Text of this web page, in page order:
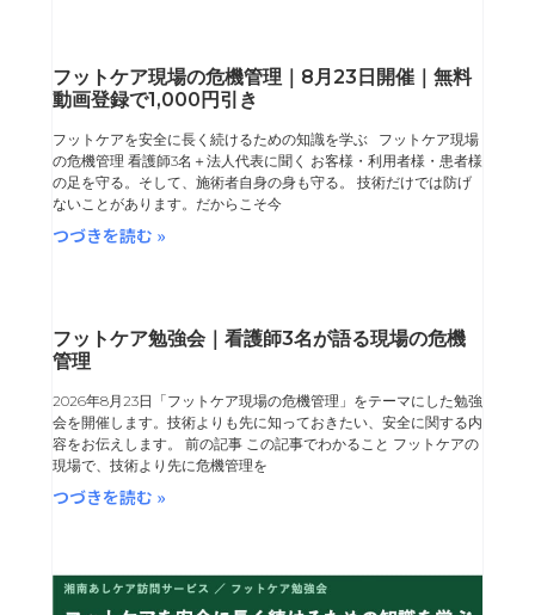
フットケア現場の危機管理｜8月23日開催｜無料
動画登録で1,000円引き
フットケアを安全に長く続けるための知識を学ぶ フットケア現場
の危機管理 看護師3名＋法人代表に聞く お客様・利用者様・患者様
の足を守る。そして、施術者自身の身も守る。 技術だけでは防げ
ないことがあります。だからこそ今
つづきを読む »
フットケア勉強会｜看護師3名が語る現場の危機
管理
2026年8月23日「フットケア現場の危機管理」をテーマにした勉強
会を開催します。技術よりも先に知っておきたい、安全に関する内
容をお伝えします。 前の記事 この記事でわかること フットケアの
現場で、技術より先に危機管理を
つづきを読む »
ペ
ー
ジ
ペ
ー
ジ
ペ
ジ
ペ
ジ